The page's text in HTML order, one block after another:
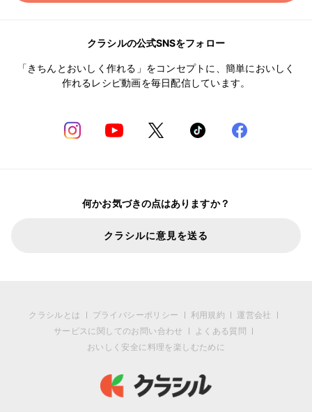
クラシルの公式SNSをフォロー
「きちんとおいしく作れる」をコンセプトに、簡単においしく
作れるレシピ動画を毎日配信しています。
何かお気づきの点はありますか？
クラシルに意見を送る
クラシルとは プライバシーポリシー 利用規約
運営会社
サービスに関してのお問い合わせ
よくある質問
おいしく安全に料理を楽しむために